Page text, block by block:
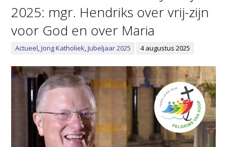
2025: mgr. Hendriks over vrij-zijn
voor God en over Maria
Actueel,Jong Katholiek,Jubeljaar 2025 4 augustus 2025